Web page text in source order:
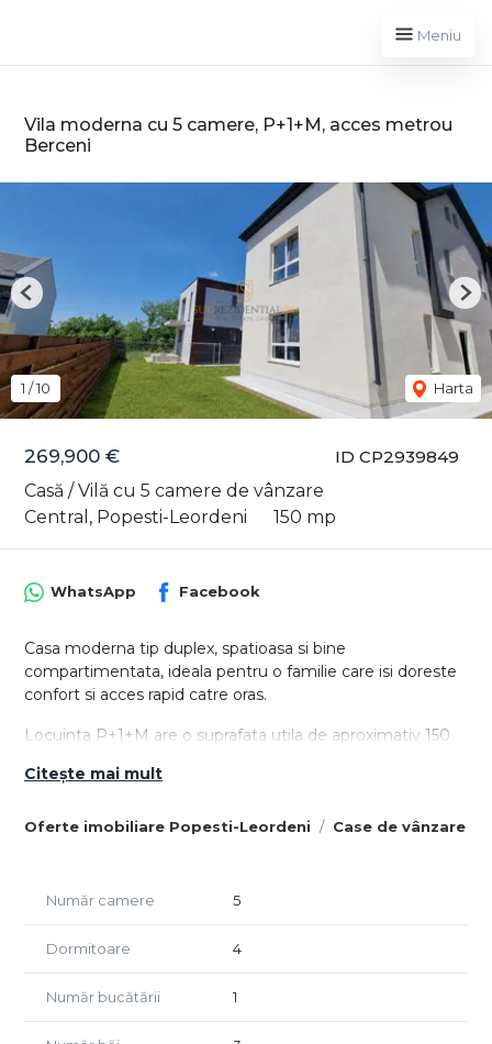
Meniu
Vila moderna cu 5 camere, P+1+M, acces metrou
Berceni
ID CP2939849
269,900 €
Casă / Vilă cu 5 camere de vânzare
Central, Popesti-Leordeni
150 mp
1 /10 Harta
Previous
Oferte imobiliare Popesti-Leordeni Case de vânzare
WhatsApp Facebook
Casa moderna tip duplex, spatioasa si bine
compartimentata, ideala pentru o familie care isi doreste
confort si acces rapid catre oras.
Locuinta P+1+M are o suprafata utila de aproximativ 150
proprii.
Compartimentare:
- Etaj – dormitor 24 mp, dormitor 18 mp si 2 bai.
trase).
Constructie pe cadre din beton cu zidarie BCA. Dotari:
incalzire in pardoseala, centrala termica pe gaz, tamplarie
Citește mai mult
Număr camere 5
Dormitoare 4
Număr bucătării 1